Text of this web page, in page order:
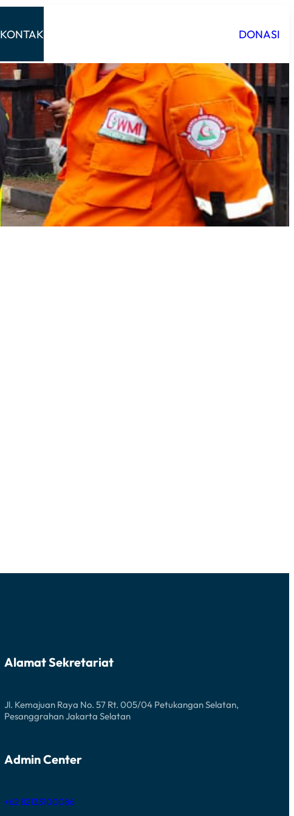
KONTAK DONASI
Alamat Sekretariat
Jl. Kemajuan Raya No. 57 Rt. 005/04 Petukangan Selatan,
Pesanggrahan Jakarta Selatan
Admin Center
+62 82133100086